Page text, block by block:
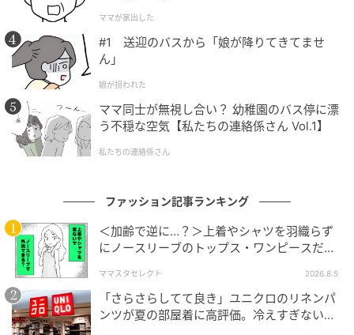
出典:Sua様ご提供
ママが家出した
#1 送迎のバスから「娘が降りてきてませ
ん」
娘が拐われた
ママ同士が無視し合い？ 幼稚園のバス停に漂
う不穏な空気【私たちの連絡係さん Vol.1】
私たちの連絡係さん
ファッション記事ランキング
＜加齢で逆に…？＞上着やシャツを羽織らず
にノースリーブのトップス・ワンピースだけ
ママスタセレクト 2026.8.5
「さらさらしてて良き」ユニクロのリネンパ
ンツが夏の部屋着に高評価。冷えすぎない肌